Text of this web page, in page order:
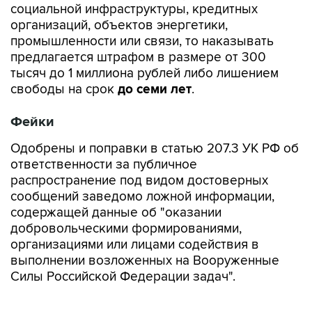
социальной инфраструктуры, кредитных
организаций, объектов энергетики,
промышленности или связи, то наказывать
предлагается штрафом в размере от 300
тысяч до 1 миллиона рублей либо лишением
свободы на срок до семи лет.
Фейки
Одобрены и поправки в статью 207.3 УК РФ об
ответственности за публичное
распространение под видом достоверных
сообщений заведомо ложной информации,
содержащей данные об "оказании
добровольческими формированиями,
организациями или лицами содействия в
выполнении возложенных на Вооруженные
Силы Российской Федерации задач".